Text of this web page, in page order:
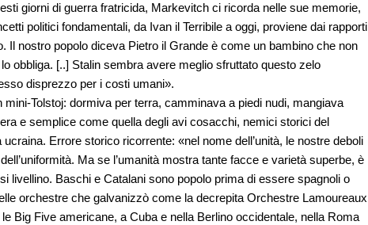
giorni di guerra fratricida, Markevitch ci ricorda nelle sue memorie,
politici fondamentali, da Ivan il Terribile a oggi, proviene dai rapporti
Il nostro popolo diceva Pietro il Grande è come un bambino che non
obbliga. [..] Stalin sembra avere meglio sfruttato questo zelo
disprezzo per i costi umani».
Tolstoj: dormiva per terra, camminava a piedi nudi, mangiava
e semplice come quella degli avi cosacchi, nemici storici del
Errore storico ricorrente: «nel nome dell’unità, le nostre deboli
Ma se l’umanità mostra tante facce e varietà superbe, è
livellino. Baschi e Catalani sono popolo prima di essere spagnoli o
orchestre che galvanizzò come la decrepita Orchestre Lamoureaux
Big Five americane, a Cuba e nella Berlino occidentale, nella Roma